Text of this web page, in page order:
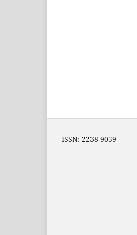
ISSN: 2238-9059